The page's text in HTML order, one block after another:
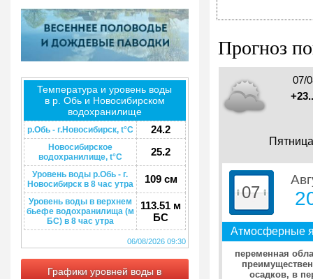
Температура и уровень воды
в р. Обь и Новосибирском
водохранилище
р.Обь - г.Новосибирск, t°C 24.2
Новосибирское
водохранилище, t°C
25.2
Уровень воды р.Обь - г.
Новосибирск в 8 час утра
109 см
Уровень воды в верхнем
бьефе водохранилища (м
БС) в 8 час утра
113.51 м
БС
06/08/2026 09:30
Графики уровней воды в
Прогноз
07/
07
Атмосферные
переменная
осадков, в